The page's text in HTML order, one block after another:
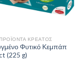
ΚΡΈΑΤΟΣ
Φυτικό Κεμπάπ
(225 g)